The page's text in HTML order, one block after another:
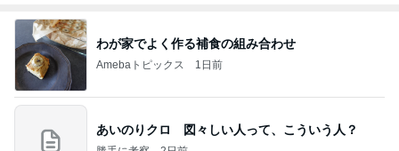
わが家でよく作る補食の組み合わせ
Amebaトピックス 1日前
あいのりクロ 図々しい人って、こういう人？